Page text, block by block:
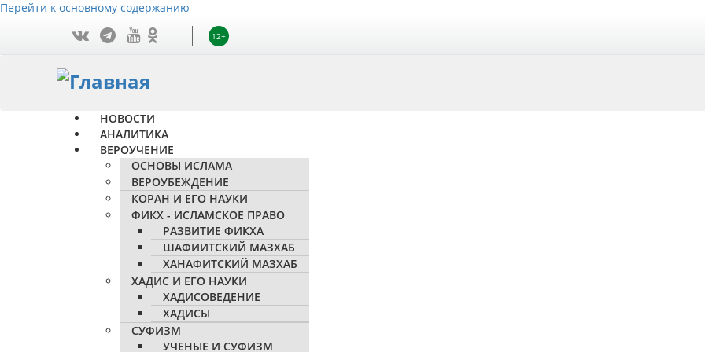
Перейти к основному содержанию
12+
НОВОСТИ
АНАЛИТИКА
ВЕРОУЧЕНИЕ
ОСНОВЫ ИСЛАМА
ВЕРОУБЕЖДЕНИЕ
КОРАН И ЕГО НАУКИ
ФИКХ - ИСЛАМСКОЕ ПРАВО
РАЗВИТИЕ ФИКХА
ШАФИИТСКИЙ МАЗХАБ
ХАНАФИТСКИЙ МАЗХАБ
ХАДИС И ЕГО НАУКИ
ХАДИСОВЕДЕНИЕ
ХАДИСЫ
СУФИЗМ
УЧЕНЫЕ И СУФИЗМ